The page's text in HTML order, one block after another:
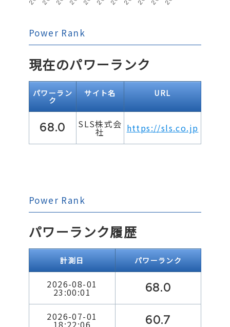
Power Rank
現在のパワーランク
パワーラン
ク
サイト名 URL
68.0 SLS株式会
社 https://sls.co.jp
Power Rank
パワーランク履歴
計測日 パワーランク
2026-08-01
23:00:01 68.0
2026-07-01
18:22:06 60.7